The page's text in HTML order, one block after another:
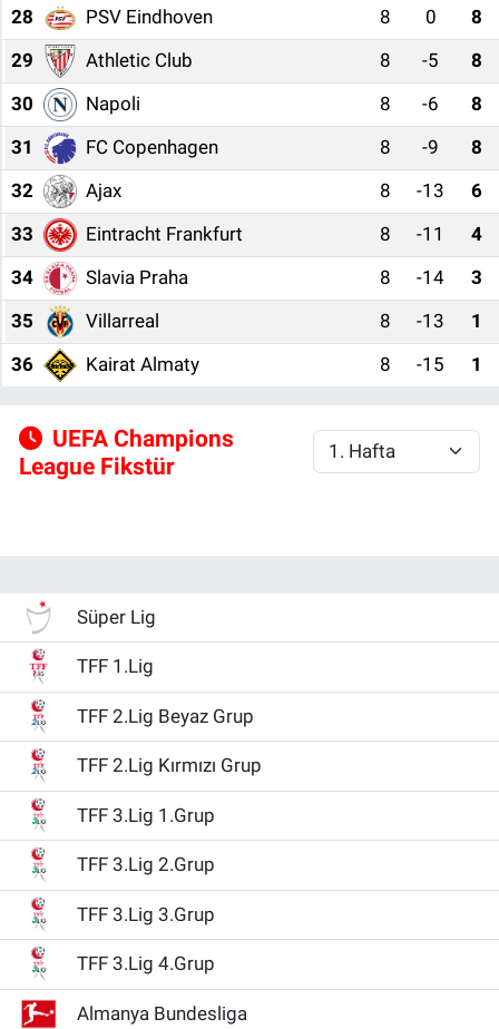
28
PSV Eindhoven 8 0
8
29
Athletic Club 8 -5
8
30
Napoli 8 -6
8
31
FC Copenhagen 8 -9
8
32
Ajax 8 -13
6
33
Eintracht Frankfurt 8 -11
4
34
Slavia Praha 8 -14
3
35
Villarreal 8 -13
1
36
Kairat Almaty 8 -15 1
UEFA Champions
League Fikstür
Süper Lig
TFF 1.Lig
TFF 2.Lig Beyaz Grup
TFF 2.Lig Kırmızı Grup
TFF 3.Lig 1.Grup
TFF 3.Lig 2.Grup
TFF 3.Lig 3.Grup
TFF 3.Lig 4.Grup
Almanya Bundesliga